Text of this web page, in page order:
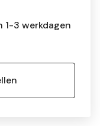
1-3 werkdagen